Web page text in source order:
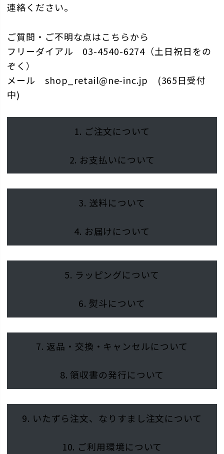
連絡ください。
ご質問・ご不明な点はこちらから
フリーダイアル 03-4540-6274（土日祝日をの
ぞく）
メール shop_retail@ne-inc.jp (365日受付
中)
1. ご注文について
2. お支払いについて
3. 送料について
4. お届けについて
5. ラッピングについて
6. 熨斗について
7. 返品・交換・キャンセルについて
8. 領収書の発行について
9. いたずら注文、なりすまし注文について
10. ご利用環境について